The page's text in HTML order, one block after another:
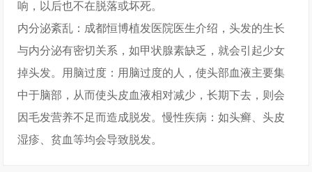
响，以后也不在脱落或坏死。
内分泌紊乱：成都恒博植发医院医生介绍，头发的生长
与内分泌有密切关系，如甲状腺素缺乏，就会引起少女
掉头发。用脑过度：用脑过度的人，使头部血液主要集
中于脑部，从而使头皮血液相对减少，长期下去，则会
因毛发营养不足而造成脱发。慢性疾病：如头癣、头皮
湿疹、贫血等均会导致脱发。